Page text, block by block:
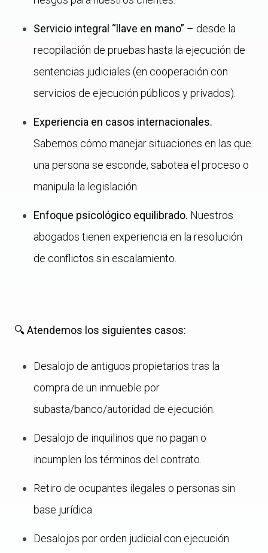
Servicio integral “llave en mano” – desde la
recopilación de pruebas hasta la ejecución de
sentencias judiciales (en cooperación con
servicios de ejecución públicos y privados).
Experiencia en casos internacionales.
Sabemos cómo manejar situaciones en las que
una persona se esconde, sabotea el proceso o
manipula la legislación.
Enfoque psicológico equilibrado. Nuestros
abogados tienen experiencia en la resolución
de conflictos sin escalamiento.
🔍 Atendemos los siguientes casos:
Desalojo de antiguos propietarios tras la
compra de un inmueble por
subasta/banco/autoridad de ejecución.
Desalojo de inquilinos que no pagan o
incumplen los términos del contrato.
Retiro de ocupantes ilegales o personas sin
base jurídica.
Desalojos por orden judicial con ejecución